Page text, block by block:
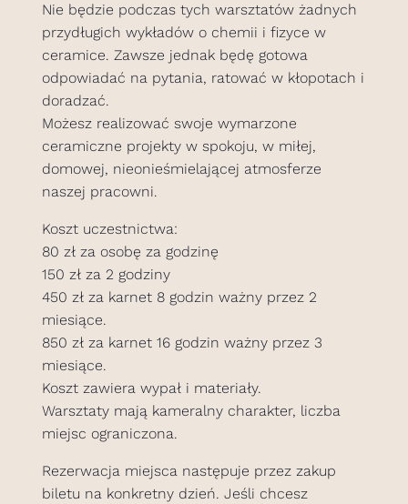
Nie będzie podczas tych warsztatów żadnych
przydługich wykładów o chemii i fizyce w
ceramice. Zawsze jednak będę gotowa
odpowiadać na pytania, ratować w kłopotach i
doradzać.
Możesz realizować swoje wymarzone
ceramiczne projekty w spokoju, w miłej,
domowej, nieonieśmielającej atmosferze
naszej pracowni.
Koszt uczestnictwa:
80 zł za osobę za godzinę
150 zł za 2 godziny
450 zł za karnet 8 godzin ważny przez 2
miesiące.
850 zł za karnet 16 godzin ważny przez 3
miesiące.
Koszt zawiera wypał i materiały.
Warsztaty mają kameralny charakter, liczba
miejsc ograniczona.
Rezerwacja miejsca następuje przez zakup
biletu na konkretny dzień. Jeśli chcesz